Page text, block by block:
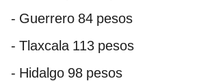
- Guerrero 84 pesos
- Tlaxcala 113 pesos
- Hidalgo 98 pesos